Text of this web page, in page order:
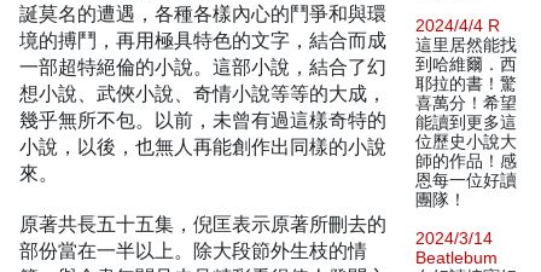
誕莫名的遭遇，各種各樣內心的鬥爭和與環
境的搏鬥，再用極具特色的文字，結合而成
一部超特絕倫的小說。這部小說，結合了幻
想小說、武俠小說、奇情小說等等的大成，
幾乎無所不包。以前，未曾有過這樣奇特的
小說，以後，也無人再能創作出同樣的小說
來。
原著共長五十五集，倪匡表示原著所刪去的
部份當在一半以上。除大段節外生枝的情
2024/4/4 R
這里居然能找
到哈維爾．西
耶拉的書！驚
喜萬分！希望
能讀到更多這
位歷史小說大
師的作品！感
恩每一位好讀
團隊！
2024/3/14
Beatlebum